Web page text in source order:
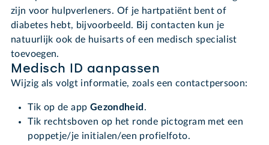
zijn voor hulpverleners. Of je hartpatiënt bent of
diabetes hebt, bijvoorbeeld. Bij contacten kun je
natuurlijk ook de huisarts of een medisch specialist
toevoegen.
Medisch ID aanpassen
Wijzig als volgt informatie, zoals een contactpersoon:
Tik op de app Gezondheid .
Tik rechtsboven op het ronde pictogram met een
poppetje/je initialen/een profielfoto.